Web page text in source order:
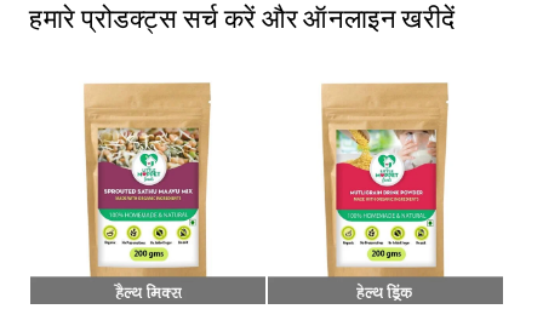
हमारे प्रोडक्ट्स सर्च करें और ऑनलाइन खरीदें